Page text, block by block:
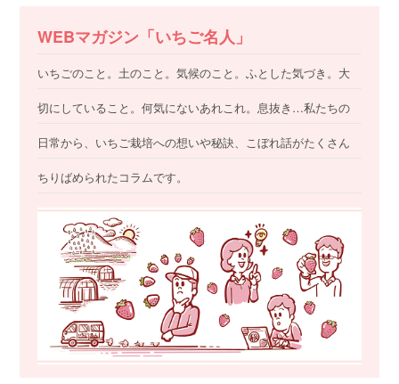
WEBマガジン「いちご名人」
いちごのこと。土のこと。気候のこと。ふとした気づき。大
切にしていること。何気にないあれこれ。息抜き…私たちの
日常から、いちご栽培への想いや秘訣、こぼれ話がたくさん
ちりばめられたコラムです。